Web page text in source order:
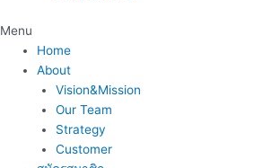
Menu
Home
About
Vision&Mission
Our Team
Strategy
Customer